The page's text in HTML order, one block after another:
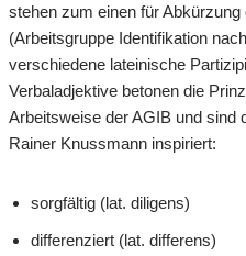
stehen zum einen für Abkürzung
(Arbeitsgruppe Identifikation
verschiedene lateinische
Verbaladjektive betonen die
Arbeitsweise der AGIB und sind
Rainer Knussmann inspiriert:
sorgfältig (lat. diligens)
differenziert (lat. differens)